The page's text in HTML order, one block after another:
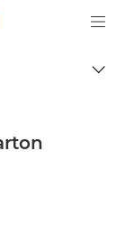
Canon Logo, back
Auf